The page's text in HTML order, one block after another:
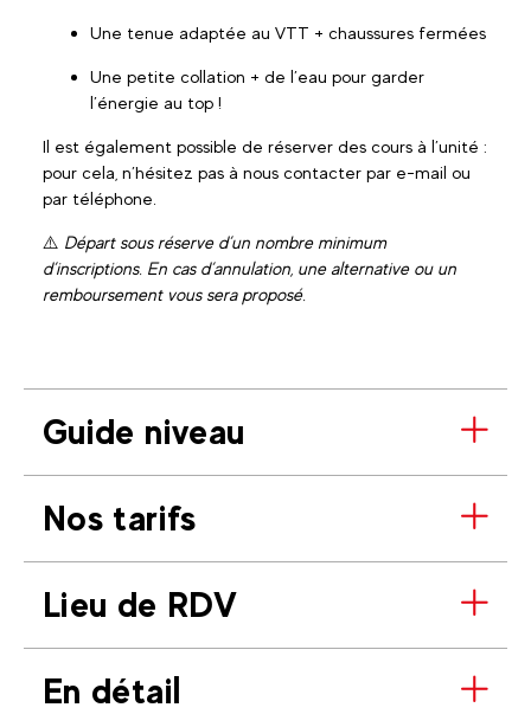
Une tenue adaptée au VTT + chaussures fermées
Une petite collation + de l’eau pour garder
l’énergie au top !
Il est également possible de réserver des cours à l’unité :
pour cela, n’hésitez pas à nous contacter par e-mail ou
par téléphone.
⚠️ Départ sous réserve d’un nombre minimum
d’inscriptions. En cas d’annulation, une alternative ou un
remboursement vous sera proposé.
Guide niveau
Nos tarifs
Lieu de RDV
En détail